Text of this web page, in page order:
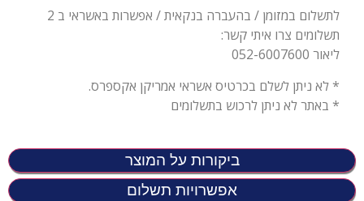
ביקורות על המוצר
אפשרויות תשלום
לתשלום במזומן / בהעברה בנקאית / אפשרות באשראי ב 2
תשלומים צרו איתי קשר:
ליאור 052-6007600
* לא ניתן לשלם בכרטיס אשראי אמריקן אקספרס.
* באתר לא ניתן לרכוש בתשלומים